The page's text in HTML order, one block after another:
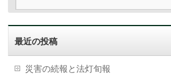
最近の投稿
災害の続報と法灯旬報